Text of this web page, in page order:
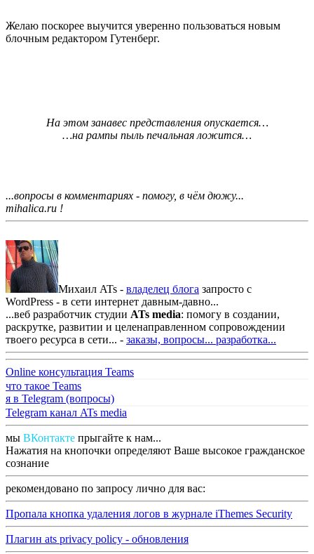
Желаю поскорее выучится уверенно пользоваться новым
блочным редактором Гутенберг.
На этом занавес представления опускается…
…на рампы пыль печальная ложится…
...вопросы в комментариях - помогу, в чём дюжу...
mihalica.ru !
Михаил ATs - владелец блога запросто с
WordPress - в сети интернет давным-давно...
...веб разработчик студии ATs media: помогу в создании,
раскрутке, развитии и целенаправленном сопровождении
твоего ресурса в сети... - заказы, вопросы... разработка...
Online консультация Teams
что такое Teams
я в Telegram (вопросы)
Telegram канал ATs media
мы ВКонтакте прыгайте к нам...
Нажатия на кнопочки определяют Ваше высокое гражданское
сознание
рекомендовано по запросу лично для вас:
Пропала кнопка удаления логов в журнале iThemes Security
Плагин ats privacy policy - обновления